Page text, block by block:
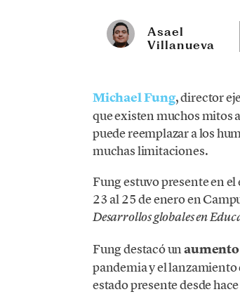
Asael
Villanueva
Michael Fung, director
que existen muchos mitos
puede reemplazar a los
muchas limitaciones.
Fung estuvo presente en
23 al 25 de enero en
Desarrollos globales en
Fung destacó un
pandemia y el lanzamiento
estado presente desde